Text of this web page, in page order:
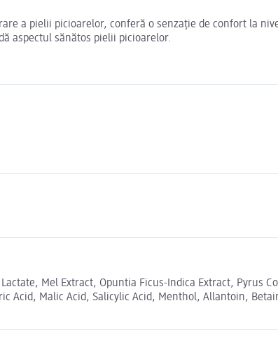
a pielii picioarelor, conferă o senzație de confort la
aspectul sănătos pielii picioarelor.
Mel Extract, Opuntia Ficus-Indica Extract, Pyrus
Acid, Malic Acid, Salicylic Acid, Menthol, Allantoin,